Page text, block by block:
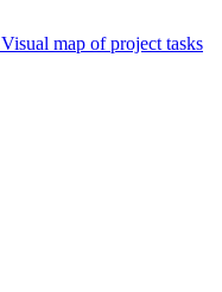
Visual map of project tasks